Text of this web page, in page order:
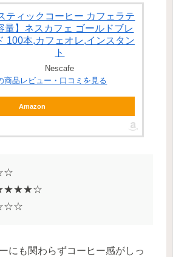
ティックコーヒー カフェラテ
量】ネスカフェ ゴールドブレ
100本,カフェオレ,インスタン
ト
Nescafe
商品レビュー・口コミを見る
Amazon
★★★★☆
にも関わらずコーヒー感がしっ